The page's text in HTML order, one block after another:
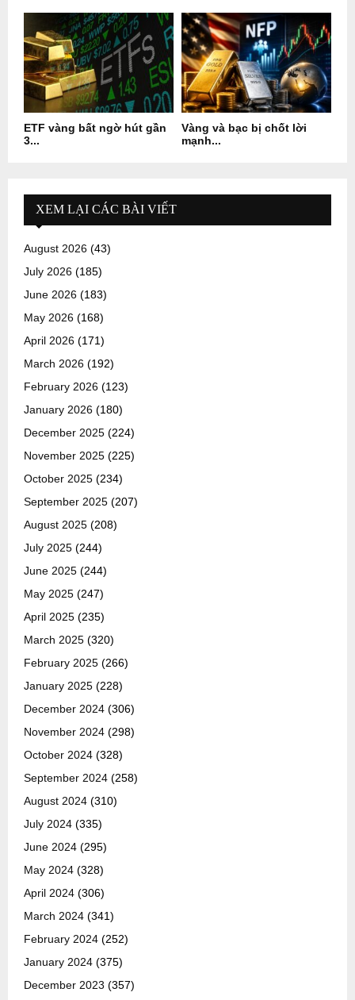
ETF vàng bất ngờ hút gần
3...
Vàng và bạc bị chốt lời
mạnh...
XEM LẠI CÁC BÀI VIẾT
August 2026 (43)
July 2026 (185)
June 2026 (183)
May 2026 (168)
April 2026 (171)
March 2026 (192)
February 2026 (123)
January 2026 (180)
December 2025 (224)
November 2025 (225)
October 2025 (234)
September 2025 (207)
August 2025 (208)
July 2025 (244)
June 2025 (244)
May 2025 (247)
April 2025 (235)
March 2025 (320)
February 2025 (266)
January 2025 (228)
December 2024 (306)
November 2024 (298)
October 2024 (328)
September 2024 (258)
August 2024 (310)
July 2024 (335)
June 2024 (295)
May 2024 (328)
April 2024 (306)
March 2024 (341)
February 2024 (252)
January 2024 (375)
December 2023 (357)